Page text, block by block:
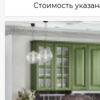
Стоимость